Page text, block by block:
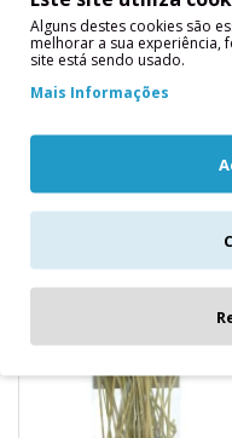
12 cms
50 Espetos Bamboo 12
cms Espetos Espirais de
Bambu 18cm, Embalagem
melhor..
Alguns destes cookies são
melhorar a sua experiência,
site está sendo usado.
Mais Informações